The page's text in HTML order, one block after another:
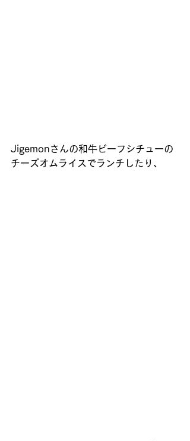
Jigemonさんの和牛ビーフシチューの
チーズオムライスでランチしたり、